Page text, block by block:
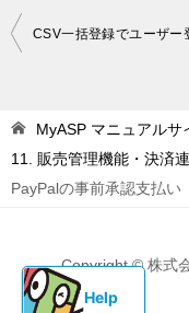
投
ビ
ゲ
ョ
MyASP マニュアルサ
11. 販売管理機能・決済
PayPalの事前承認支払い
Copyright © 株式